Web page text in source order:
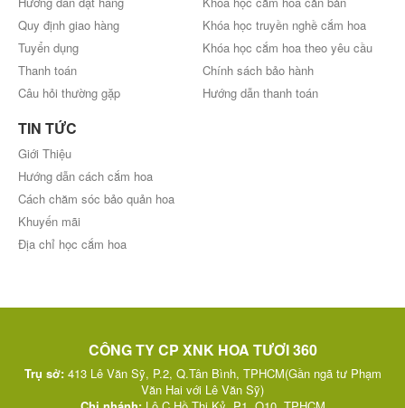
Quy định giao hàng
Tuyển dụng
Thanh toán
Câu hỏi thường gặp
Khóa học truyền nghề cắm hoa
Khóa học cắm hoa theo yêu cầu
Chính sách bảo hành
Hướng dẫn thanh toán
TIN TỨC
Giới Thiệu
Hướng dẫn cách cắm hoa
Cách chăm sóc bảo quản hoa
Khuyến mãi
Địa chỉ học cắm hoa
CÔNG TY CP XNK HOA TƯƠI 360
Trụ sở:413 Lê Văn Sỹ, P.2, Q.Tân Bình, TPHCM(Gần ngã tư Phạm
Văn Hai với Lê Văn Sỹ)